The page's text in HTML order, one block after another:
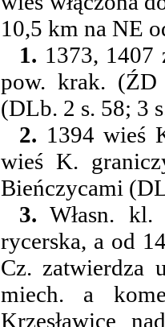
10,5 km na NE
1. 1373,
pow. krak. (ŹD
(DLb. 2 s. 58; 3
2. 1394 wieś
wieś K.
Bieńczycami
3. Własn.
rycerska, a od
Cz. zatwierdza
miech. a
Krzesławice